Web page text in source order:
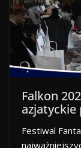
Falkon
azjatyckie
Festiwal